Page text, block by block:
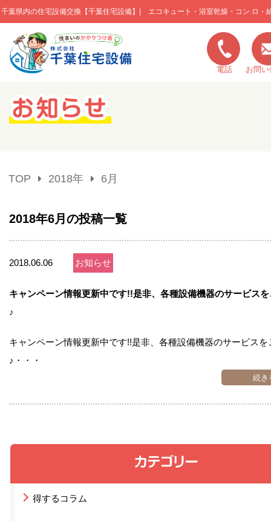
千葉県内の住宅設備交換【千葉住宅設備】| エコキュート・浴室乾燥・コン ロ・
このページの本文へ移動
電話 お問
キャンペーン一覧
TOP 2018年 6月
2018年6月の投稿一覧
2018.06.06 お知らせ
キャンペーン情報更新中です!!是非、各種設備機器のサービス
♪
キャンペーン情報更新中です!!是非、各種設備機器のサービスを
♪・・・
続き
得するコラム